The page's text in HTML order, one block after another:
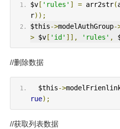
$v[ 'rules' ] = arr2str(
r));
$this->modelAuthGroup-
> $v[ 'id' ]], 'rules' ,
//删除数据
  $this
->
rue);
//获取列表数据